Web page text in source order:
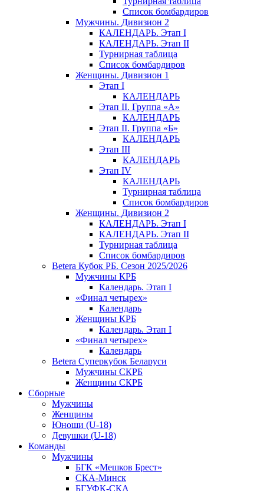
Список бомбардиров
Мужчины. Дивизион 2
КАЛЕНДАРЬ. Этап I
КАЛЕНДАРЬ. Этап II
Турнирная таблица
Список бомбардиров
Женщины. Дивизион 1
Этап I
КАЛЕНДАРЬ
Этап II. Группа «А»
КАЛЕНДАРЬ
Этап II. Группа «Б»
КАЛЕНДАРЬ
Этап III
КАЛЕНДАРЬ
Этап IV
КАЛЕНДАРЬ
Турнирная таблица
Список бомбардиров
Женщины. Дивизион 2
КАЛЕНДАРЬ. Этап I
КАЛЕНДАРЬ. Этап II
Турнирная таблица
Список бомбардиров
Betera Кубок РБ. Сезон 2025/2026
Мужчины КРБ
Календарь. Этап I
«Финал четырех»
Календарь
Женщины КРБ
Календарь. Этап I
«Финал четырех»
Календарь
Betera Суперкубок Беларуси
Мужчины СКРБ
Женщины СКРБ
Сборные
Мужчины
Женщины
Юноши (U-18)
Девушки (U-18)
Команды
Мужчины
БГК «Мешков Брест»
СКА-Минск
БГУФК-СКА